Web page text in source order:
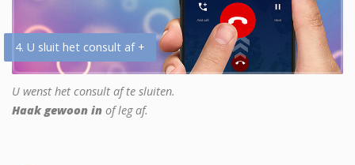
4. U sluit het consult af +
U wenst het consult af te sluiten.
Haak gewoon in of leg af.